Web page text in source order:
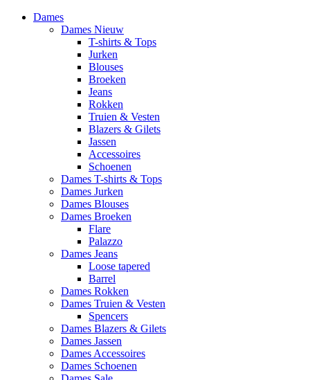
Dames
Dames Nieuw
T-shirts & Tops
Jurken
Blouses
Broeken
Jeans
Rokken
Truien & Vesten
Blazers & Gilets
Jassen
Accessoires
Schoenen
Dames T-shirts & Tops
Dames Jurken
Dames Blouses
Dames Broeken
Flare
Palazzo
Dames Jeans
Loose tapered
Barrel
Dames Rokken
Dames Truien & Vesten
Spencers
Dames Blazers & Gilets
Dames Jassen
Dames Accessoires
Dames Schoenen